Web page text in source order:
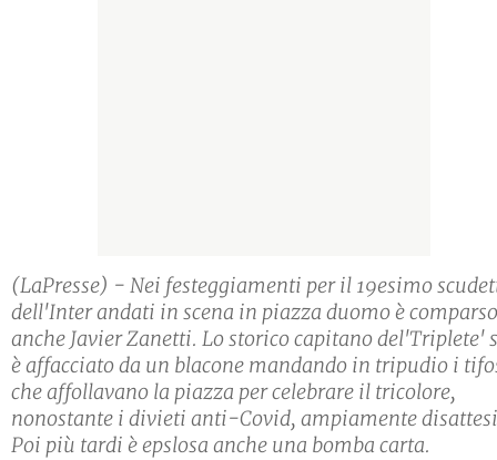
(LaPresse) - Nei festeggiamenti per il 19esimo
dell'Inter andati in scena in piazza duomo è comparso
anche Javier Zanetti. Lo storico capitano del'Triplete'
è affacciato da un blacone mandando in tripudio i
che affollavano la piazza per celebrare il tricolore,
nonostante i divieti anti-Covid, ampiamente
Poi più tardi è epslosa anche una bomba carta.